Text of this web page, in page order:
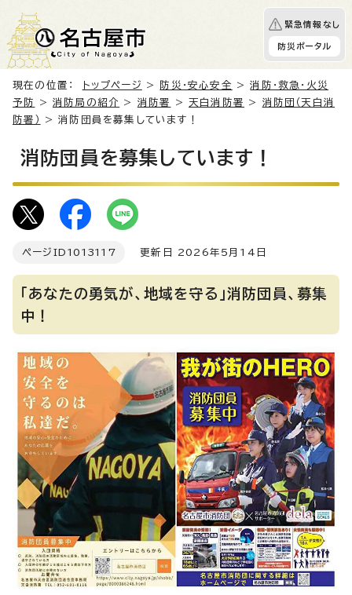
緊急情報なし
防災ポータル
現在の位置： トップページ > 防災・安心安全 >消防・救急・火災
予防
>消防局の紹介 > 消防署 >天白消防署 > 消防団（天白消
防署）
> 消防団員を募集しています！
消防団員を募集しています！
ページID 1013117 更新日 2026年5月14日
「あなたの勇気が、地域を守る」消防団員、募集
中！